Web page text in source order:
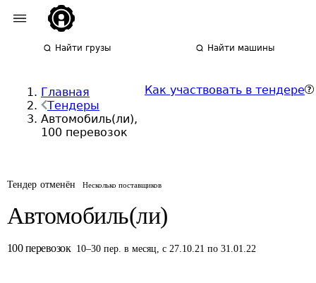
Найти грузы Найти машины
Главная
Тендеры
Автомобиль(ли),
100 перевозок
Как участвовать в тендере
Тендер отменён Несколько поставщиков
Автомобиль(ли)
100 перевозок 10–30 пер. в месяц,с 27.10.21 по 31.01.22